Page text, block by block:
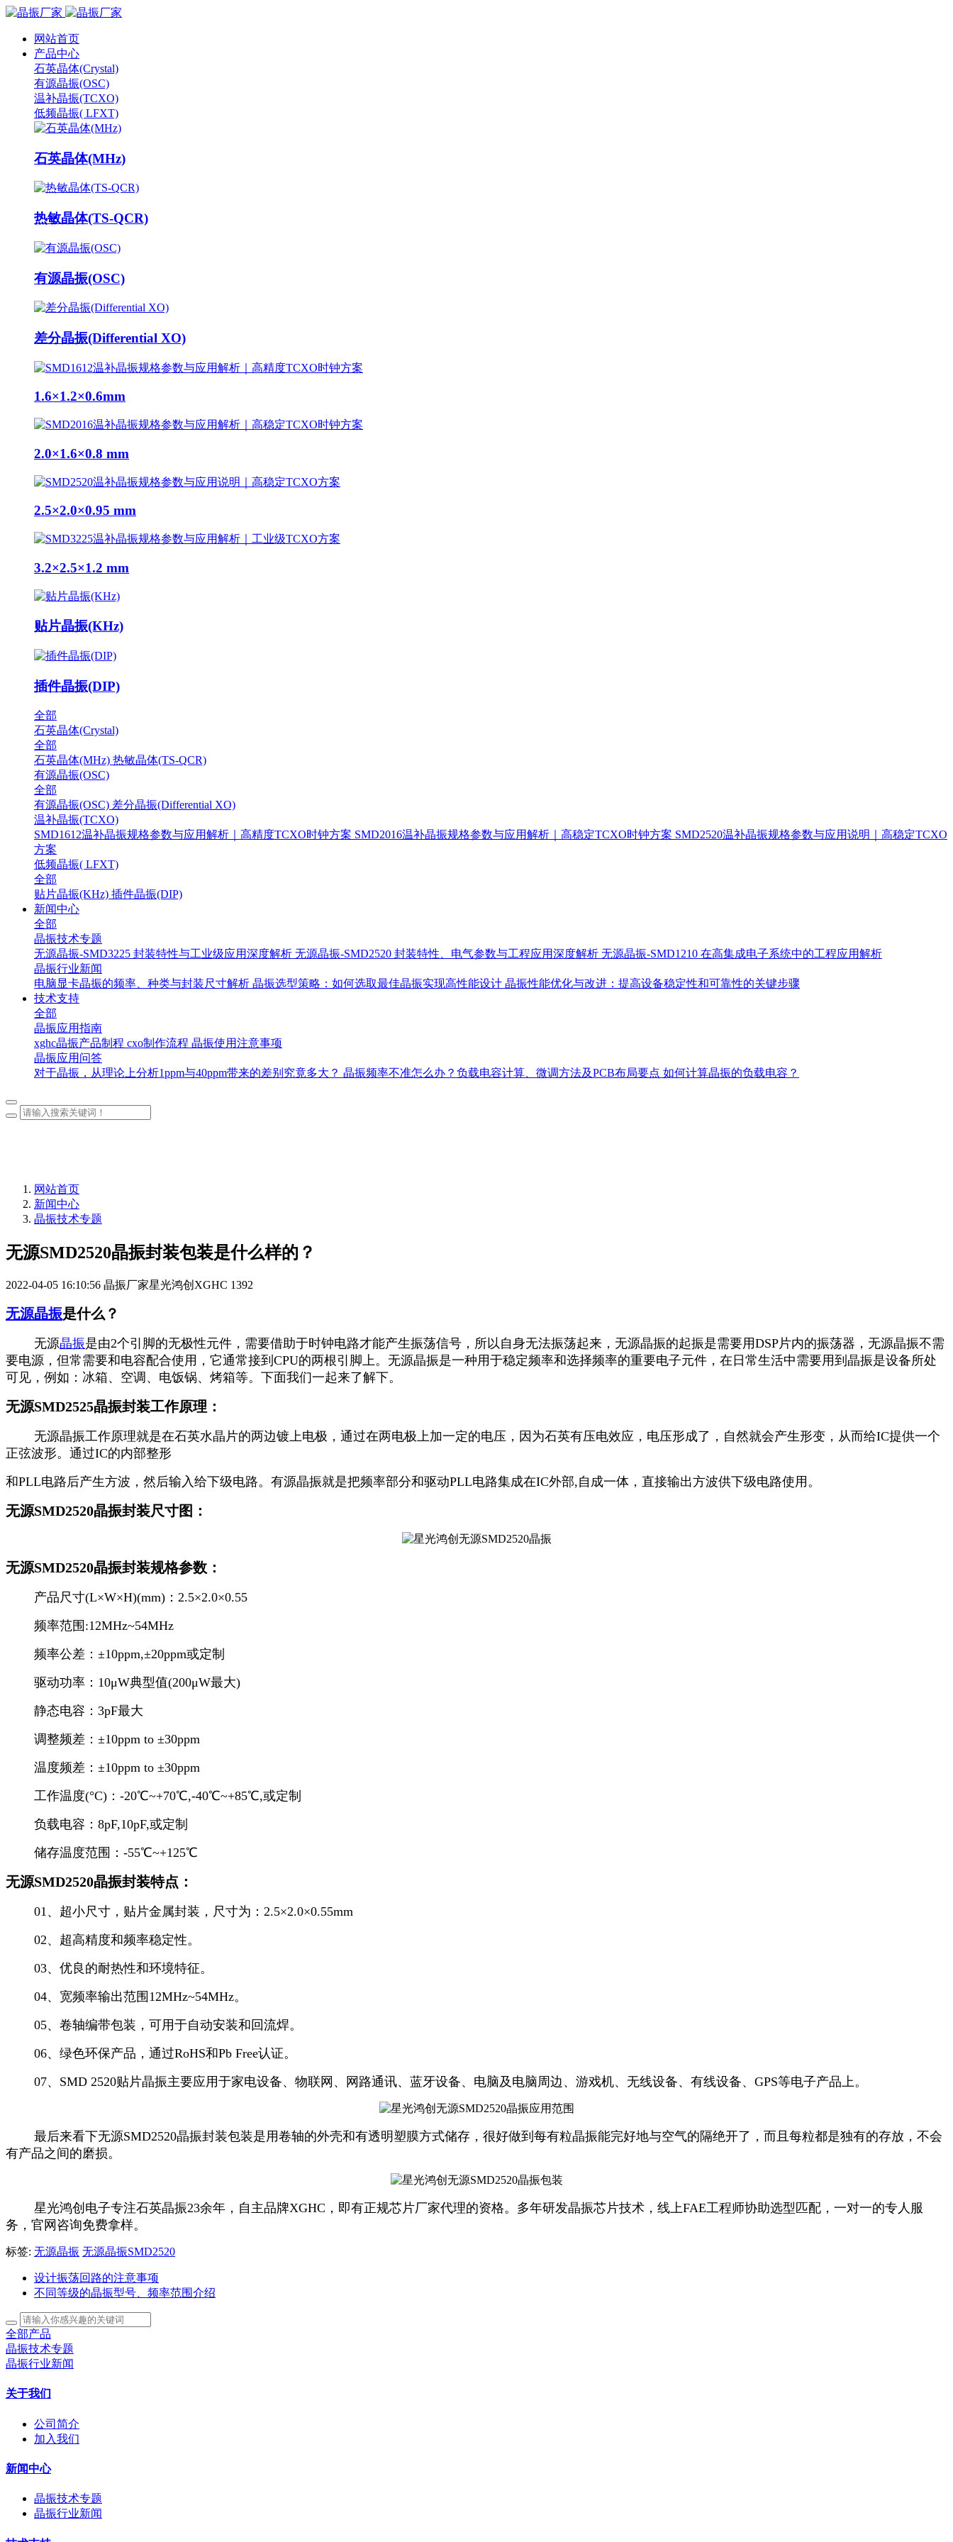
网站首页
产品中心
石英晶体(Crystal)
有源晶振(OSC)
温补晶振(TCXO)
低频晶振( LFXT)
石英晶体(MHz)
热敏晶体(TS-QCR)
有源晶振(OSC)
差分晶振(Differential XO)
1.6×1.2×0.6mm
2.0×1.6×0.8 mm
2.5×2.0×0.95 mm
3.2×2.5×1.2 mm
贴片晶振(KHz)
插件晶振(DIP)
全部
石英晶体(Crystal)
全部
石英晶体(MHz) 热敏晶体(TS-QCR)
有源晶振(OSC)
全部
有源晶振(OSC) 差分晶振(Differential XO)
温补晶振(TCXO)
SMD1612温补晶振规格参数与应用解析｜高精度TCXO时钟方案 SMD2016温补晶振规格参数与应用解析｜高稳定TCXO时钟方案 SMD2520温补晶振规格参数与应用说明｜高稳定TCXO
方案
低频晶振( LFXT)
全部
贴片晶振(KHz) 插件晶振(DIP)
新闻中心
全部
晶振技术专题
无源晶振-SMD3225 封装特性与工业级应用深度解析 无源晶振-SMD2520 封装特性、电气参数与工程应用深度解析 无源晶振-SMD1210 在高集成电子系统中的工程应用解析
晶振行业新闻
电脑显卡晶振的频率、种类与封装尺寸解析 晶振选型策略：如何选取最佳晶振实现高性能设计 晶振性能优化与改进：提高设备稳定性和可靠性的关键步骤
技术支持
全部
晶振应用指南
xghc晶振产品制程 cxo制作流程 晶振使用注意事项
晶振应用问答
对于晶振，从理论上分析1ppm与40ppm带来的差别究竟多大？ 晶振频率不准怎么办？负载电容计算、微调方法及PCB布局要点 如何计算晶振的负载电容？
网站首页
新闻中心
晶振技术专题
无源SMD2520晶振封装包装是什么样的？
2022-04-05 16:10:56 晶振厂家星光鸿创XGHC 1392
无源晶振是什么？
无源晶振是由2个引脚的无极性元件，需要借助于时钟电路才能产生振荡信号，所以自身无法振荡起来，无源晶振的起振是需要用DSP片内的振荡器，无源晶振不需
要电源，但常需要和电容配合使用，它通常接到CPU的两根引脚上。无源晶振是一种用于稳定频率和选择频率的重要电子元件，在日常生活中需要用到晶振是设备所处
可见，例如：冰箱、空调、电饭锅、烤箱等。下面我们一起来了解下。
无源SMD2525晶振封装工作原理：
无源晶振工作原理就是在石英水晶片的两边镀上电极，通过在两电极上加一定的电压，因为石英有压电效应，电压形成了，自然就会产生形变，从而给IC提供一个
正弦波形。通过IC的内部整形
和PLL电路后产生方波，然后输入给下级电路。有源晶振就是把频率部分和驱动PLL电路集成在IC外部,自成一体，直接输出方波供下级电路使用。
无源SMD2520晶振封装尺寸图：
无源SMD2520晶振封装规格参数：
产品尺寸(L×W×H)(mm)：2.5×2.0×0.55
频率范围:12MHz~54MHz
频率公差：±10ppm,±20ppm或定制
驱动功率：10μW典型值(200μW最大)
静态电容：3pF最大
调整频差：±10ppm to ±30ppm
温度频差：±10ppm to ±30ppm
工作温度(°C)：-20℃~+70℃,-40℃~+85℃,或定制
负载电容：8pF,10pF,或定制
储存温度范围：-55℃~+125℃
无源SMD2520晶振封装特点：
01、超小尺寸，贴片金属封装，尺寸为：2.5×2.0×0.55mm
02、超高精度和频率稳定性。
03、优良的耐热性和环境特征。
04、宽频率输出范围12MHz~54MHz。
05、卷轴编带包装，可用于自动安装和回流焊。
06、绿色环保产品，通过RoHS和Pb Free认证。
07、SMD 2520贴片晶振主要应用于家电设备、物联网、网路通讯、蓝牙设备、电脑及电脑周边、游戏机、无线设备、有线设备、GPS等电子产品上。
最后来看下无源SMD2520晶振封装包装是用卷轴的外壳和有透明塑膜方式储存，很好做到每有粒晶振能完好地与空气的隔绝开了，而且每粒都是独有的存放，不会
有产品之间的磨损。
星光鸿创电子专注石英晶振23余年，自主品牌XGHC，即有正规芯片厂家代理的资格。多年研发晶振芯片技术，线上FAE工程师协助选型匹配，一对一的专人服
务，官网咨询免费拿样。
标签: 无源晶振 无源晶振SMD2520
设计振荡回路的注意事项
不同等级的晶振型号、频率范围介绍
全部产品
晶振技术专题
晶振行业新闻
关于我们
公司简介
加入我们
新闻中心
晶振技术专题
晶振行业新闻